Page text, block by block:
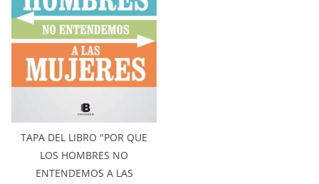
TAPA DEL LIBRO "POR QUE
LOS HOMBRES NO
ENTENDEMOS A LAS